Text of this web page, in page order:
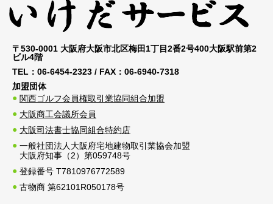
〒530-0001 大阪府大阪市北区梅田1丁目2番2号400大阪駅前第2
ビル4階
TEL： 06-6454-2323 / FAX： 06-6940-7318
加盟団体
関西ゴルフ会員権取引業協同組合加盟
大阪商工会議所会員
大阪司法書士協同組合特約店
一般社団法人大阪府宅地建物取引業協会加盟
大阪府知事（2）第059748号
登録番号 T7810976772589
古物商 第62101R050178号